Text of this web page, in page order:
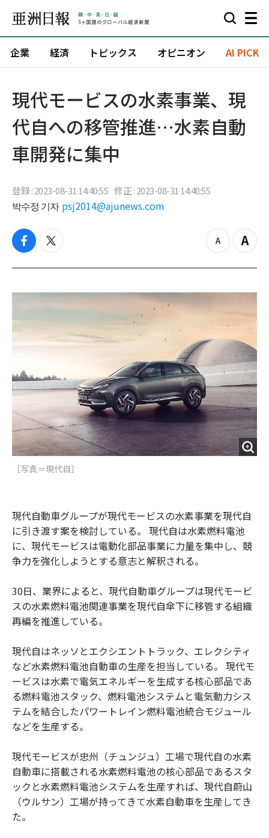
企業 経済 トピックス オピニオン AI PICK
​現代モービスの水素事業、現
代自への移管推進…水素自動
車開発に集中
登録 : 2023-08-31 14:40:55 修正 : 2023-08-31 14:40:55
박수정 기자 psj2014@ajunews.com
f
c
b
t
i
t
z
o
o
Z
o
i
［写真＝現代自］
現代自動車グループが現代モービスの水素事業を現代自
に引き渡す案を検討している。 現代自は水素燃料電池
に、現代モービスは電動化部品事業に力量を集中し、競
争力を強化しようとする意志と解釈される。
30日、業界によると、現代自動車グループは現代モービ
スの水素燃料電池関連事業を現代自傘下に移管する組織
再編を推進している。
現代自はネッソとエクシエントトラック、エレクシティ
など水素燃料電池自動車の生産を担当している。 現代モ
ービスは水素で電気エネルギーを生成する核心部品であ
る燃料電池スタック、燃料電池システムと電気動力シス
テムを結合したパワートレイン燃料電池統合モジュール
などを生産する。
現代モービスが忠州（チュンジュ）工場で現代自の水素
自動車に搭載される水素燃料電池の核心部品であるスタ
ックと水素燃料電池システムを生産すれば、現代自蔚山
（ウルサン）工場が持ってきて水素自動車を生産してき
た。